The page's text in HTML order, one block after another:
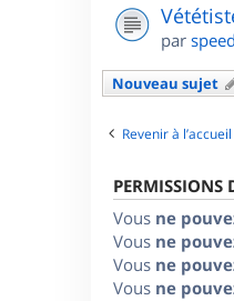
par
Nouveau sujet
Revenir à
PERMISSIONS
Vous ne
Vous ne
Vous ne
Vous ne